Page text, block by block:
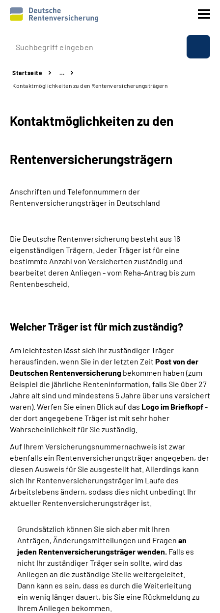
Prävention
Reha
Experten
Über uns & Presse
Suche
Language
Leichte Sprache
Mein Kundenportal
Startseite
…
Kontaktmöglichkeiten zu den Rentenversicherungsträgern
Kontaktmöglichkeiten zu den
Rentenversicherungsträgern
Anschriften und Telefonnummern der
Rentenversicherungsträger in Deutschland
Die Deutsche Rentenversicherung besteht aus 16
eigenständigen Trägern. Jeder Träger ist für eine
bestimmte Anzahl von Versicherten zuständig und
bearbeitet deren Anliegen - vom Reha-Antrag bis zum
Rentenbescheid.
Welcher Träger ist für mich zuständig?
Am leichtesten lässt sich Ihr zuständiger Träger
herausfinden, wenn Sie in der letzten Zeit Post von der
Deutschen Rentenversicherung bekommen haben (zum
Beispiel die jährliche Renteninformation, falls Sie über 27
Jahre alt sind und mindestens 5 Jahre über uns versichert
waren). Werfen Sie einen Blick auf das Logo im Briefkopf-
der dort angegebene Träger ist mit sehr hoher
Wahrscheinlichkeit für Sie zuständig.
Auf Ihrem Versicherungsnummernachweis ist zwar
ebenfalls ein Rentenversicherungsträger angegeben, der
diesen Ausweis für Sie ausgestellt hat. Allerdings kann
sich Ihr Rentenversicherungsträger im Laufe des
Arbeitslebens ändern, sodass dies nicht unbedingt Ihr
aktueller Rentenversicherungsträger ist.
Grundsätzlich können Sie sich aber mit Ihren
Anträgen, Änderungsmitteilungen und Fragen an
jeden Rentenversicherungsträger wenden. Falls es
nicht Ihr zuständiger Träger sein sollte, wird das
Anliegen an die zuständige Stelle weitergeleitet.
Dann kann es sein, dass es durch die Weiterleitung
ein wenig länger dauert, bis Sie eine Rückmeldung zu
Ihrem Anliegen bekommen.